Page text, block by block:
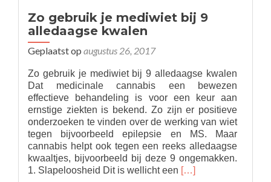
Zo gebruik je mediwiet bij 9
alledaagse kwalen
Geplaatst op augustus 26, 2017
Zo gebruik je mediwiet bij 9 alledaagse kwalen
Dat medicinale cannabis een bewezen
effectieve behandeling is voor een keur aan
ernstige ziekten is bekend. Zo zijn er positieve
onderzoeken te vinden over de werking van wiet
tegen bijvoorbeeld epilepsie en MS. Maar
cannabis helpt ook tegen een reeks alledaagse
kwaaltjes, bijvoorbeeld bij deze 9 ongemakken.
1. Slapeloosheid Dit is wellicht een Read
[…]